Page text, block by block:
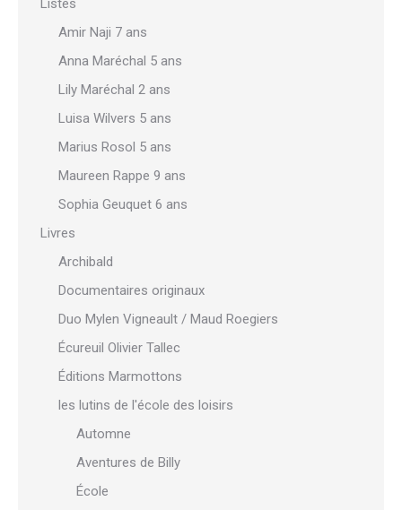
Listes
Amir Naji 7 ans
Anna Maréchal 5 ans
Lily Maréchal 2 ans
Luisa Wilvers 5 ans
Marius Rosol 5 ans
Maureen Rappe 9 ans
Sophia Geuquet 6 ans
Livres
Archibald
Documentaires originaux
Duo Mylen Vigneault / Maud Roegiers
Écureuil Olivier Tallec
Éditions Marmottons
les lutins de l'école des loisirs
Automne
Aventures de Billy
École